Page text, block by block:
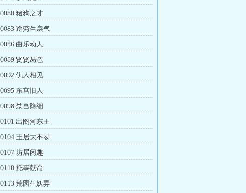
0080 猪狗之才
0083 途穷生戾气
0086 曲乐动人
0089 贤贤易色
0092 仇人相见
0095 东宫旧人
0098 禁宫隐细
0101 出阁河东王
0104 王居大不易
0107 坊居闲趣
0110 托事献命
0113 荒园生妖异